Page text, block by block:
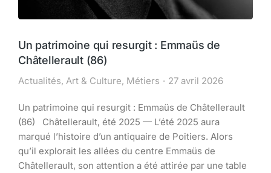
Un patrimoine qui resurgit : Emmaüs de
Châtellerault (86)
Actualités, Art & Culture, Métiers 27 avril 2026
Un patrimoine qui resurgit : Emmaüs de Châtellerault
(86) Châtellerault, été 2025 — L’été 2025 aura
marqué l’histoire d’un antiquaire de Poitiers. Alors
qu’il explorait les allées du centre Emmaüs de
Châtellerault, son attention a été attirée par une table